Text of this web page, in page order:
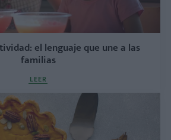
el lenguaje que une a las
familias
LEER